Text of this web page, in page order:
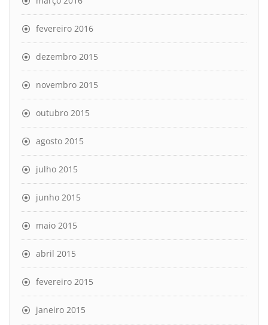
fevereiro 2016
dezembro 2015
novembro 2015
outubro 2015
agosto 2015
julho 2015
junho 2015
maio 2015
abril 2015
fevereiro 2015
janeiro 2015